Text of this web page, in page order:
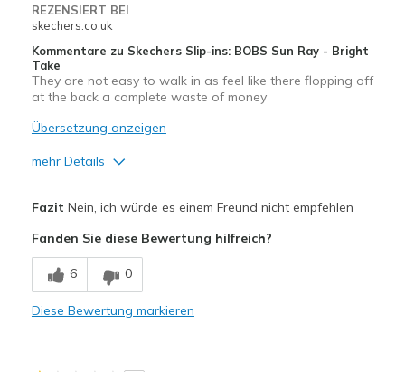
REZENSIERT BEI
skechers.co.uk
Kommentare zu Skechers Slip-ins: BOBS Sun Ray - Bright
Take
They are not easy to walk in as feel like there flopping off
at the back a complete waste of money
Übersetzung anzeigen
mehr Details
Nachteile
That slip up and down at the back very hard to k
Fazit Nein, ich würde es einem Freund nicht empfehlen
Fanden Sie diese Bewertung hilfreich?
6 0
Diese Bewertung markieren